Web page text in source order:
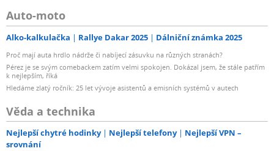
Auto-moto
Alko-kalkulačka Rallye Dakar 2025 Dálniční známka 2025
Proč mají auta hrdlo nádrže či nabíjecí zásuvku na různých stranách?
Pérez je se svým comebackem zatím velmi spokojen. Dokázal jsem, že stále patřím
k nejlepším, říká
Hledáme zlatý ročník: 25 let vývoje asistentů a emisních systémů v autech
Věda a technika
Nejlepší chytré hodinky Nejlepší telefony
Nejlepší VPN –
srovnání